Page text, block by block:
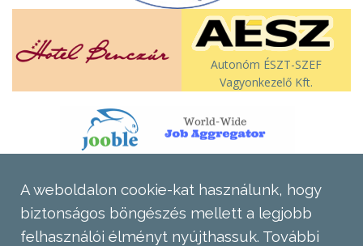
Autonóm ÉSZT-SZEF
Vagyonkezelő Kft.
A weboldalon cookie-kat használunk, hogy
biztonságos böngészés mellett a legjobb
felhasználói élményt nyújthassuk. További